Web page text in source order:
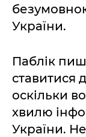
України.
Паблік
ставитися
оскільки
хвилю
України.